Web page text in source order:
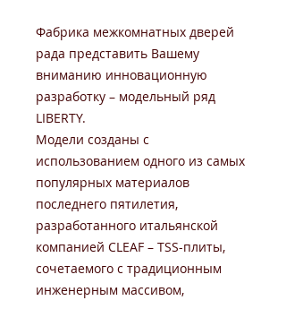
Фабрика межкомнатных дверей
рада представить Вашему
вниманию инновационную
разработку – модельный ряд
LIBERTY.
Модели созданы с
использованием одного из самых
популярных материалов
последнего пятилетия,
разработанного итальянской
компанией CLEAF – TSS-плиты,
сочетаемого с традиционным
инженерным массивом,